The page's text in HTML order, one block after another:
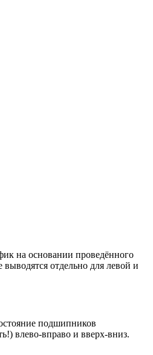
на основании проведённого
отдельно для левой и
подшипников
влево-вправо и вверх-вниз.